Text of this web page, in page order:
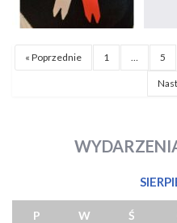
« Poprzednie 1 … 5
P W Ś